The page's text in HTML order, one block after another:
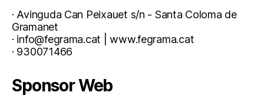
· Avinguda Can Peixauet s/n - Santa Coloma de
Gramanet
· info@fegrama.cat | www.fegrama.cat
· 930071466
Sponsor Web